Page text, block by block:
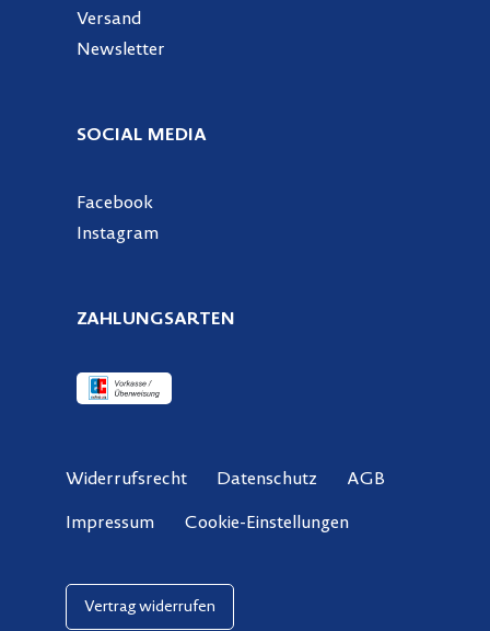
Versand
Newsletter
SOCIAL MEDIA
Facebook
Instagram
ZAHLUNGSARTEN
Widerrufsrecht Datenschutz AGB
Impressum Cookie-Einstellungen
Vertrag widerrufen